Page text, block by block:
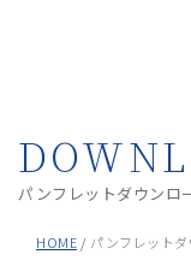
パンフレットダウンロ
HOME パンフレット